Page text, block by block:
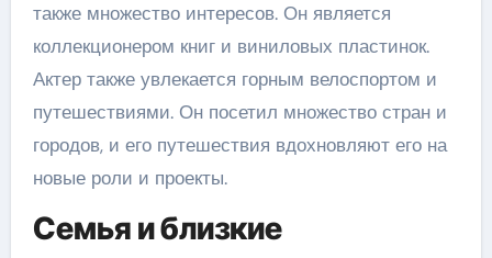
также множество интересов. Он является
коллекционером книг и виниловых пластинок.
Актер также увлекается горным велоспортом и
путешествиями. Он посетил множество стран и
городов, и его путешествия вдохновляют его на
новые роли и проекты.
Семья и близкие